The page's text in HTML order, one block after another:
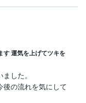
た。
ります♡
くださいね
す 運気を上げてツキを
した。
後の流れを気にして